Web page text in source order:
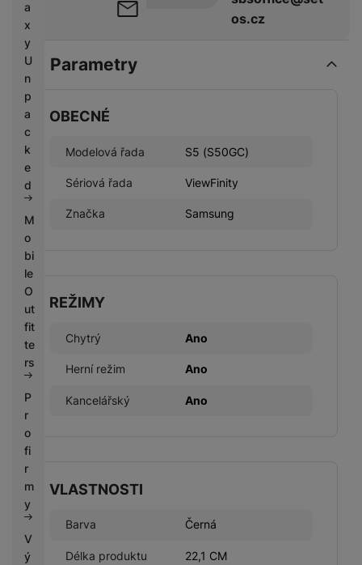
a
x
y
U
n
p
a
c
k
e
d
M
o
bi
le
O
ut
fit
te
rs
P
r
o
fi
r
m
y
V
ý
os.cz
Parametry
OBECNÉ
Modelová řada S5 (S50GC)
Sériová řada ViewFinity
Značka Samsung
REŽIMY
Chytrý Ano
Herní režim Ano
Kancelářský Ano
VLASTNOSTI
Barva Černá
Délka produktu 22,1 CM